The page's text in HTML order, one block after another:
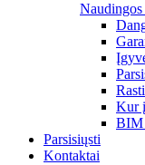
Kur
BIM
Parsisiųsti
Kontaktai